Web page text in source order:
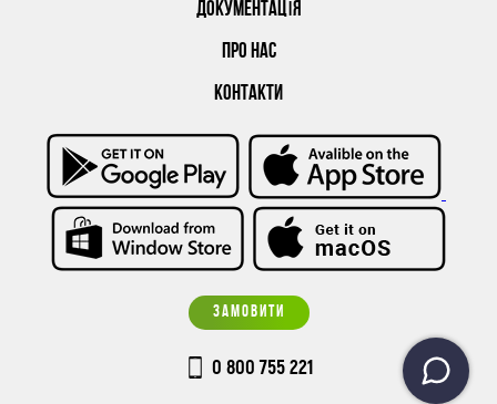
ДОКУМЕНТАЦІЯ
ПРО НАС
КОНТАКТИ
ЗАМОВИТИ
0 800 755 221